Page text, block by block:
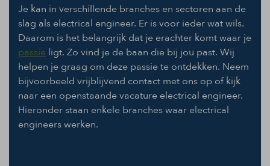
Je kan in verschillende branches en sectoren aan de
slag als electrical engineer. Er is voor ieder wat wils.
Daarom is het belangrijk dat je erachter komt waar je
passie ligt. Zo vind je de baan die bij jou past. Wij
helpen je graag om deze passie te ontdekken. Neem
bijvoorbeeld vrijblijvend contact met ons op of kijk
naar een openstaande vacature electrical engineer.
Hieronder staan enkele branches waar electrical
engineers werken.